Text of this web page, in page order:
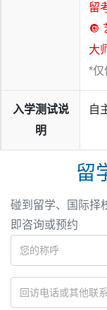
留
🔘
大
*仅
入学测试说
明
自
留
碰到留学、国际择
即咨询或预约